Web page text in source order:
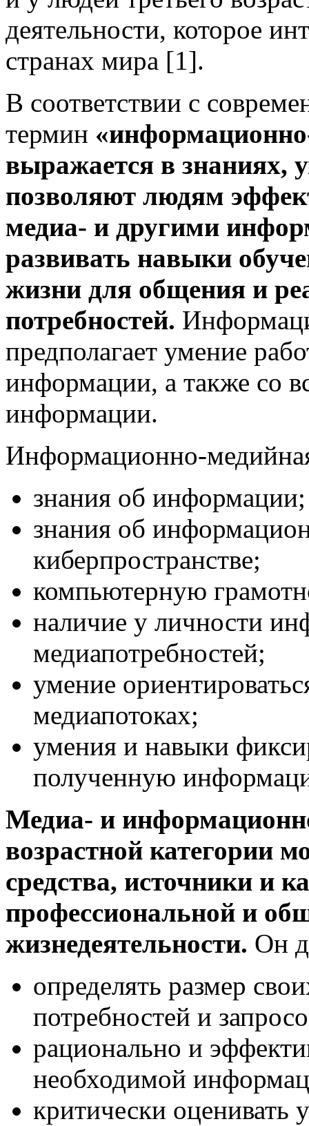
деятельности, которое
странах мира [1].
В соответствии с
термин
выражается в знаниях,
позволяют людям
медиа- и другими
развивать навыки
жизни для общения и
потребностей.
предполагает умение
информации, а также со
информации.
Информационно-
знания об информации;
знания об
киберпространстве;
компьютерную
наличие у личности
медиапотребностей;
умение
медиапотоках;
умения и навыки
полученную
Медиа- и
возрастной категории
средства, источники и
профессиональной и
жизнедеятельности. Он
определять размер
потребностей и
рационально и
необходимой
критически оценивать